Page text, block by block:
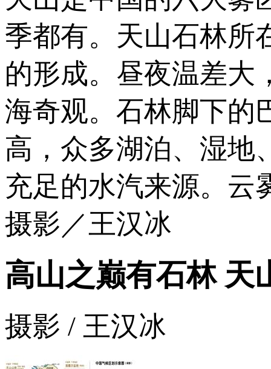
季都有。天山石林所
的形成。昼夜温差大
海奇观。石林脚下的
高，众多湖泊、湿地
充足的水汽来源。云
摄影／王汉冰
高山之巅有石林 天
摄影 / 王汉冰